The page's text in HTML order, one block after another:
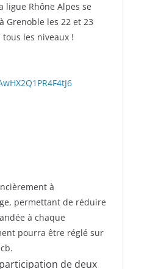
ligue Rhône Alpes se
Grenoble les 22 et 23
les niveaux !
à
permettant de réduire
à chaque
pourra être réglé sur
de deux